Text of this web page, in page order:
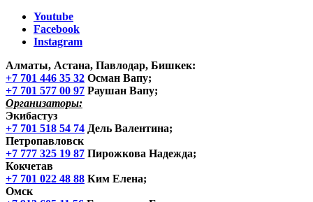
Youtube
Facebook
Instagram
Алматы, Астана, Павлодар, Бишкек:
+7 701 446 35 32 Осман Вапу;
+7 701 577 00 97 Раушан Вапу;
Организаторы:
Экибастуз
+7 701 518 54 74 Дель Валентина;
Петропавловск
+7 777 325 19 87 Пирожкова Надежда;
Кокчетав
+7 701 022 48 88 Ким Елена;
Омск